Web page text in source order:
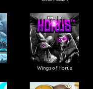
Wings of Horus